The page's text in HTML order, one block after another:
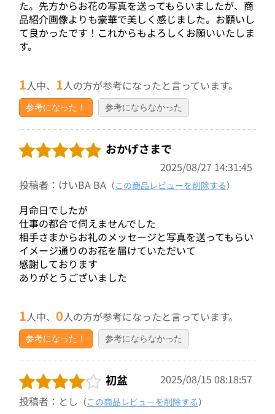
た。先方からお花の写真を送ってもらいましたが、商
品紹介画像よりも豪華で美しく感じました。お願いし
て良かったです！これからもよろしくお願いいたしま
す。
1人中、 1人の方が参考になったと言っています。
参考になった！ 参考にならなかった
おかげさまで
2025/08/27 14:31:45
投稿者：けいBA BA （この商品レビューを削除する）
月命日でしたが
仕事の都合で伺えませんでした
相手さまからお礼のメッセージと写真を送ってもらい
イメージ通りのお花を届けていただいて
感謝しております
ありがとうございました
1人中、0人の方が参考になったと言っています。
参考になった！ 参考にならなかった
初盆
2025/08/15 08:18:57
投稿者：とし （この商品レビューを削除する）